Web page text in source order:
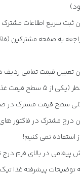
ثبت سریع اطلاعات
به صفحه مشترکین
تعیین قیمت تمامی ردیف
قیمت مورد نظر (یکی از
کلی سطح قیمت مشترک در
درج مشترک در فاکتور های
استفاده نمی کنیم!
پیغامی در بالای فرم
توضیحات پیشرفته غذا